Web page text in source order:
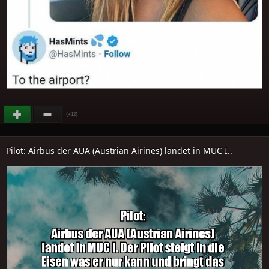
(+12)
Pilot: Airbus der AUA (Austrian Airines) landet in MUC I..